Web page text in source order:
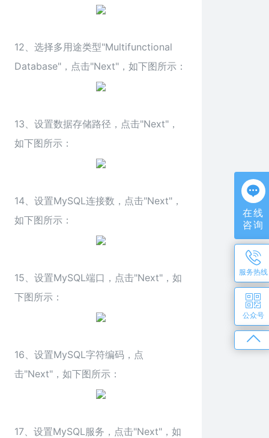
12、选择多用途类型"Multifunctional
Database"，点击"Next"，如下图所示：
13、设置数据存储路径，点击"Next"，
如下图所示：
14、设置MySQL连接数，点击"Next"，
如下图所示：
15、设置MySQL端口，点击"Next"，如
下图所示：
16、设置MySQL字符编码，点
击"Next"，如下图所示：
17、设置MySQL服务，点击"Next"，如
在线
咨询
服务热线
公众号